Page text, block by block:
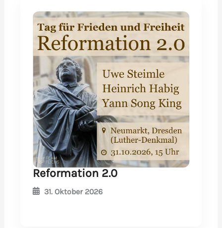
Reformation 2.0
31. Oktober 2026